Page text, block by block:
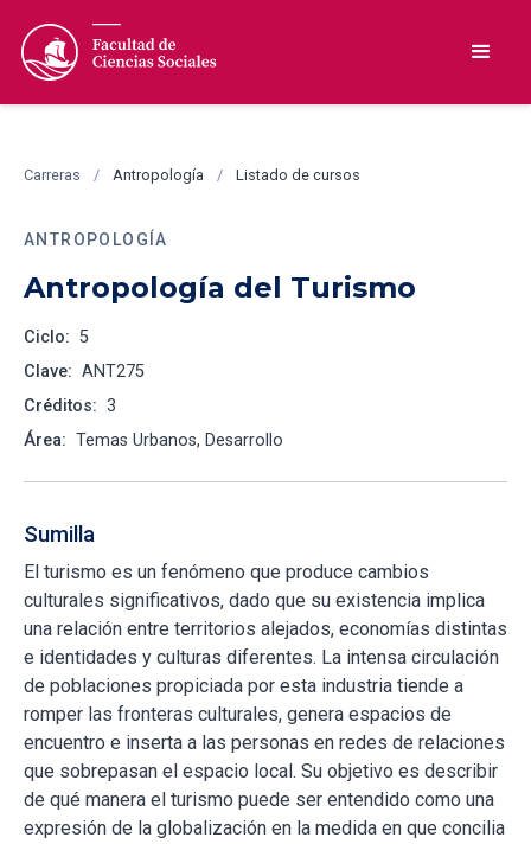
Carreras / Antropología / Listado de cursos
ANTROPOLOGÍA
Antropología del Turismo
Ciclo: 5
Clave: ANT275
Créditos: 3
Área: Temas Urbanos, Desarrollo
Sumilla
El turismo es un fenómeno que produce cambios
culturales significativos, dado que su existencia implica
una relación entre territorios alejados, economías distintas
e identidades y culturas diferentes. La intensa circulación
de poblaciones propiciada por esta industria tiende a
romper las fronteras culturales, genera espacios de
encuentro e inserta a las personas en redes de relaciones
que sobrepasan el espacio local. Su objetivo es describir
de qué manera el turismo puede ser entendido como una
expresión de la globalización en la medida en que concilia